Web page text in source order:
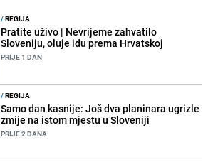
/REGIJA
Pratite uživo | Nevrijeme zahvatilo
Sloveniju, oluje idu prema Hrvatskoj
PRIJE 1 DAN
/REGIJA
Samo dan kasnije: Još dva planinara ugrizle
zmije na istom mjestu u Sloveniji
PRIJE 2 DANA